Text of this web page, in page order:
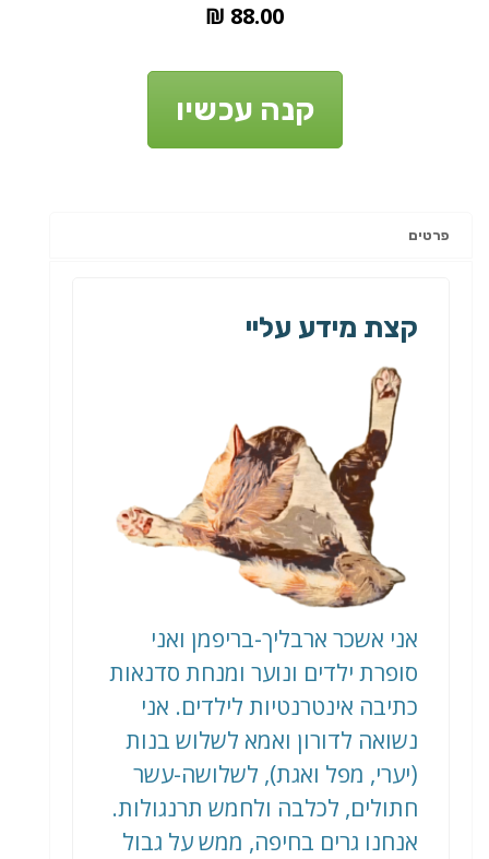
₪ 88.00
קנה עכשיו
פרטים
קצת מידע עליי
אני אשכר ארבליך-בריפמן ואני
סופרת ילדים ונוער ומנחת סדנאות
כתיבה אינטרנטיות לילדים. אני
נשואה לדורון ואמא לשלוש בנות
(יערי, מפל ואגת), לשלושה-עשר
חתולים, לכלבה ולחמש תרנגולות.
אנחנו גרים בחיפה, ממש על גבול